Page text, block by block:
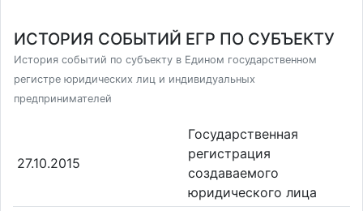
ИСТОРИЯ СОБЫТИЙ ЕГР ПО СУБЪЕКТУ
История событий по субъекту в Едином государственном
регистре юридических лиц и индивидуальных
предпринимателей
27.10.2015
Государственная
регистрация
создаваемого
юридического лица